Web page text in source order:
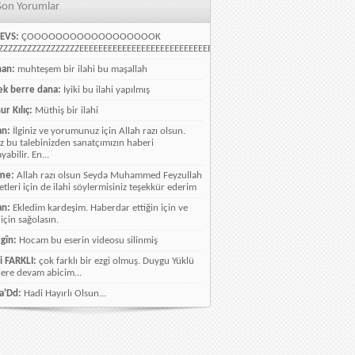
Yorumlar
ÇOOOOOOOOOOOOOOOOOOK
muhteşem bir ilahi bu maşallah
berre dana: İyiki bu ilahi yapılmış
Kılıç: Müthiş bir ilahi
İlginiz ve yorumunuz için Allah razı olsun.
bu talebinizden sanatçımızın haberi
En...
Allah razı olsun Seyda Muhammed Feyzullah
için de ilahi söylermisiniz teşekkür ederim
Ekledim kardeşim. Haberdar ettiğin için ve
sağolasın.
Hocam bu eserin videosu silinmiş
FARKLI: çok farklı bir ezgi olmuş. Duygu Yüklü
devam abicim...
Hadi Hayırlı Olsun...